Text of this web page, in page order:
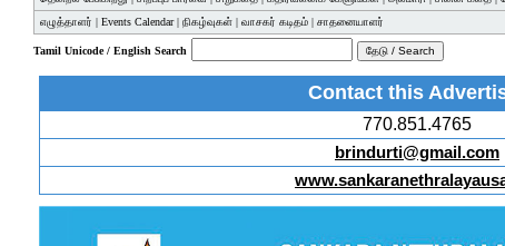
எழுத்தாளர் | Events Calendar| நிகழ்வுகள் | வாசகர் கடிதம் | சாதனையாளர்
Tamil Unicode / English Search
Contact this
770.851.4765
brindurti@gmail.com